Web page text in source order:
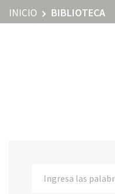
INICIO BIBLIOTECA